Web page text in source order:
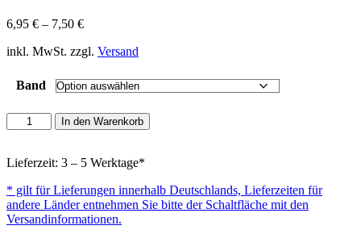
6,95 € – 7,50 €
inkl. MwSt. zzgl. Versand
Band
Servamp
Menge
In den Warenkorb
Lieferzeit: 3 – 5 Werktage*
* gilt für Lieferungen innerhalb Deutschlands, Lieferzeiten für
andere Länder entnehmen Sie bitte der Schaltfläche mit den
Versandinformationen.